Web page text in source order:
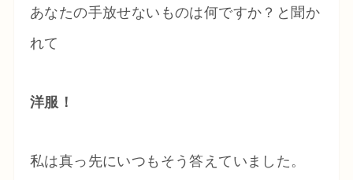
あなたの手放せないものは何ですか？と聞か
れて
洋服！
私は真っ先にいつもそう答えていました。